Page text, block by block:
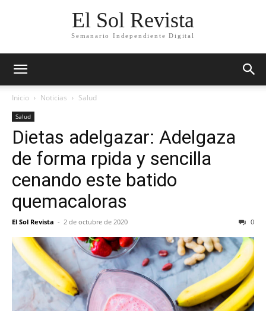
El Sol Revista
Semanario Independiente Digital
Inicio Noticias Salud
Salud
Dietas adelgazar: Adelgaza
de forma rpida y sencilla
cenando este batido
quemacaloras
El Sol Revista - 2 de octubre de 2020 0